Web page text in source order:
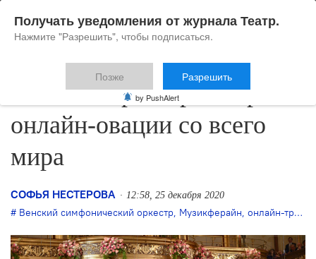
Венский оркестр соберет
онлайн-овации со всего
мира
СОФЬЯ НЕСТЕРОВА 12:58, 25 декабря 2020
Венский симфонический оркестр, Музикферайн, онлайн-трансляции
Получать уведомления от журнала Театр.
Нажмите "Разрешить", чтобы подписаться.
Позже Разрешить
by PushAlert